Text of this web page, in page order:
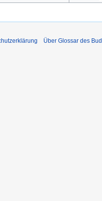
Über Glossar des